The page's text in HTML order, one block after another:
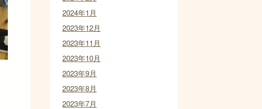
2024年1月
2023年12月
2023年11月
2023年10月
2023年9月
2023年8月
2023年7月